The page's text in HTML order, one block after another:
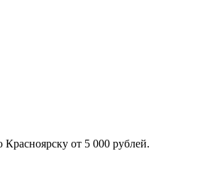
Красноярску от 5 000 рублей.